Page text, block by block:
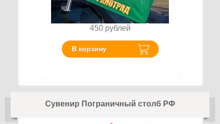
450 рублей
В корзину
Сувенир Пограничный столб РФ